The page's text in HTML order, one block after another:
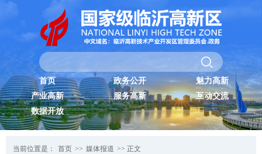
首页 政务公开
魅力高新
产业高新
服务高新
互动交流
数据开放
当前位置是： 首页 >> 媒体报道 >> 正文